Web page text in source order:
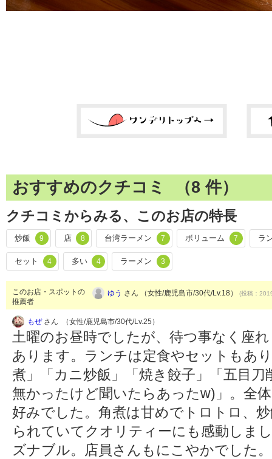
おすすめのクチコミ （8 件）
クチコミからみる、このお店の特長
炒飯 9 店 8 台湾ラーメン 7 ボリューム 7 ラ
セット 4 多い 4 ラーメン 3
このお店・スポットの
推薦者
ゆう さん （女性/鹿児島市/30代/Lv.18） (投稿：
もぜさん （女性/鹿児島市/30代/Lv.25）
土曜のお昼時でしたが、待つ事なく座
あります。ランチは定食やセットもあ
煮」「カニ炒飯」「焼き餃子」「五目
無かったけど聞いたらあったw)」。全
好みでした。角煮は甘めでトロトロ、
られていてクオリティーにも感動しま
ズナブル。店員さんもにこやかでした